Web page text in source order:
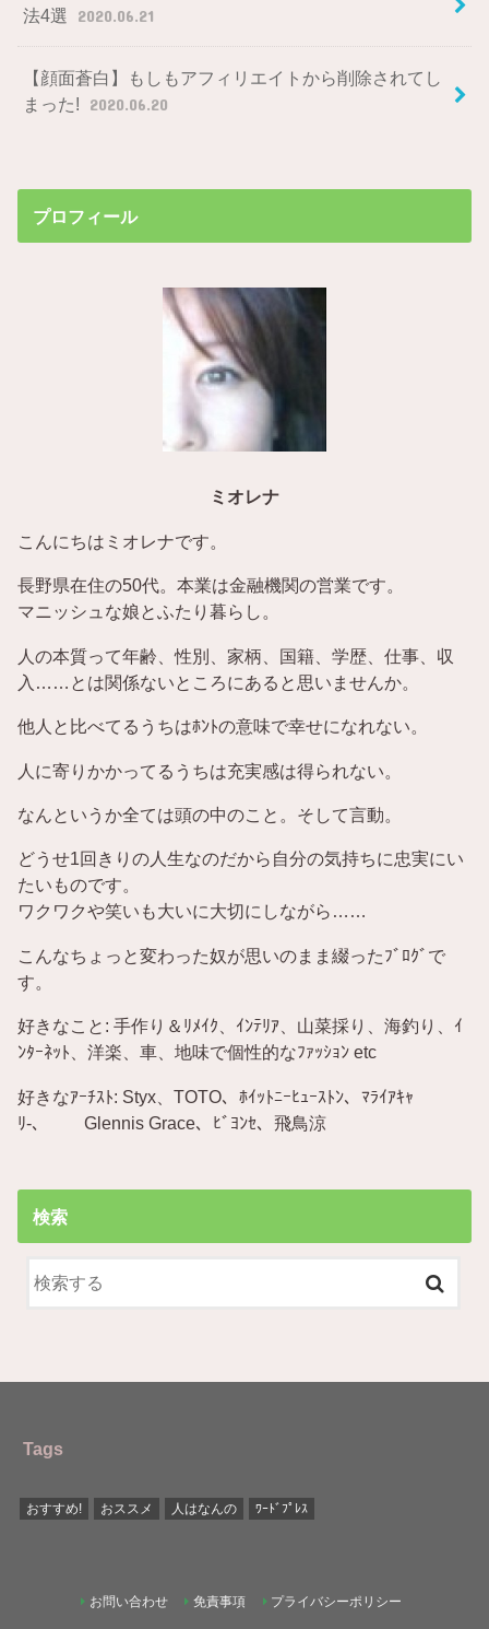
法4選
2020.06.21
【顔面蒼白】もしもアフィリエイトから削除されてし
まった!
2020.06.20
プロフィール
ミオレナ
こんにちはミオレナです。
長野県在住の50代。本業は金融機関の営業です。
マニッシュな娘とふたり暮らし。
人の本質って年齢、性別、家柄、国籍、学歴、仕事、収
入……とは関係ないところにあると思いませんか。
他人と比べてるうちはﾎﾝﾄの意味で幸せになれない。
人に寄りかかってるうちは充実感は得られない。
なんというか全ては頭の中のこと。そして言動。
どうせ1回きりの人生なのだから自分の気持ちに忠実にい
たいものです。
ワクワクや笑いも大いに大切にしながら……
こんなちょっと変わった奴が思いのまま綴ったﾌﾞﾛｸﾞで
す。
好きなこと: 手作り＆ﾘﾒｲｸ、ｲﾝﾃﾘｱ、山菜採り、海釣り、ｲ
ﾝﾀｰﾈｯﾄ、洋楽、車、地味で個性的なﾌｧｯｼｮﾝ etc
好きなｱｰﾁｽﾄ: Styx、TOTO、ﾎｲｯﾄﾆｰﾋｭｰｽﾄﾝ、ﾏﾗｲｱｷｬ
ﾘ-、 Glennis Grace、ﾋﾞﾖﾝｾ、飛鳥涼
検索
Tags
おすすめ! おススメ 人はなんの ﾜｰﾄﾞﾌﾟﾚｽ
お問い合わせ 免責事項 プライバシーポリシー